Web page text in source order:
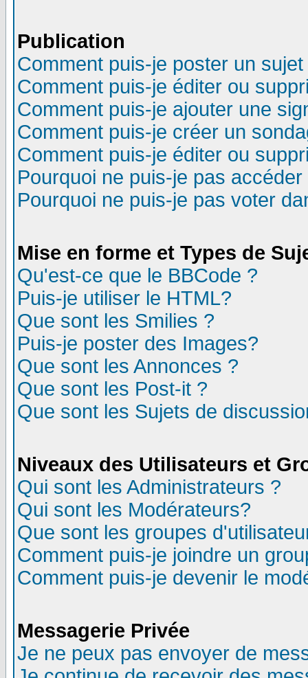
Publication
Comment puis-je poster un
Comment puis-je éditer ou
Comment puis-je ajouter une
Comment puis-je créer un
Comment puis-je éditer ou
Pourquoi ne puis-je pas
Pourquoi ne puis-je pas voter
Mise en forme et Types de
Qu'est-ce que le BBCode ?
Puis-je utiliser le HTML?
Que sont les Smilies ?
Puis-je poster des Images?
Que sont les Annonces ?
Que sont les Post-it ?
Que sont les Sujets de
Niveaux des Utilisateurs et
Qui sont les Administrateurs ?
Qui sont les Modérateurs?
Que sont les groupes
Comment puis-je joindre un
Comment puis-je devenir le
Messagerie Privée
Je ne peux pas envoyer de